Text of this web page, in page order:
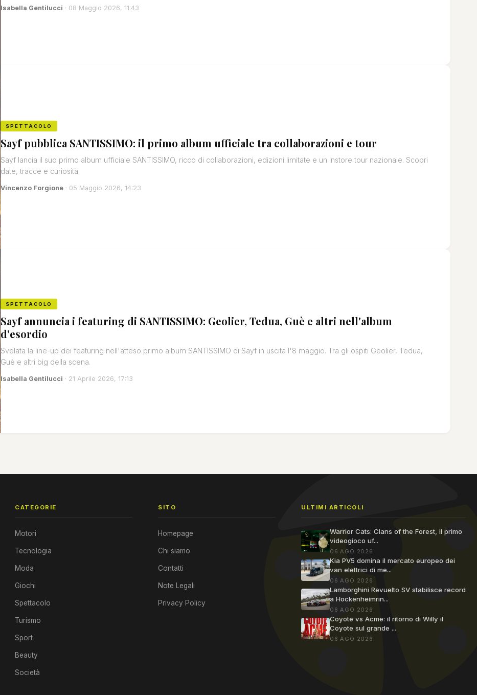
Isabella Gentilucci · 08 Maggio 2026, 11:43
SPETTACOLO
Sayf pubblica SANTISSIMO: il primo album ufficiale tra collaborazioni e tour
Sayf lancia il suo primo album ufficiale SANTISSIMO, ricco di collaborazioni, edizioni limitate e un instore tour nazionale. Scopri
date, tracce e curiosità.
Vincenzo Forgione · 05 Maggio 2026, 14:23
SPETTACOLO
Sayf annuncia i featuring di SANTISSIMO: Geolier, Tedua, Guè e altri nell'album
d'esordio
Svelata la line-up dei featuring nell'atteso primo album SANTISSIMO di Sayf in uscita l'8 maggio. Tra gli ospiti Geolier, Tedua,
Guè e altri big della scena.
Isabella Gentilucci · 21 Aprile 2026, 17:13
CATEGORIE
Motori
Tecnologia
Moda
Giochi
Spettacolo
Turismo
Sport
Beauty
Società
SITO
Homepage
Chi siamo
Contatti
Note Legali
Privacy Policy
ULTIMI ARTICOLI
Warrior Cats: Clans of the Forest, il primo
videogioco uf...
06 AGO 2026
Kia PV5 domina il mercato europeo dei
van elettrici di me...
06 AGO 2026
Lamborghini Revuelto SV stabilisce record
a Hockenheimrin...
06 AGO 2026
Coyote vs Acme: il ritorno di Willy il
Coyote sul grande ...
06 AGO 2026